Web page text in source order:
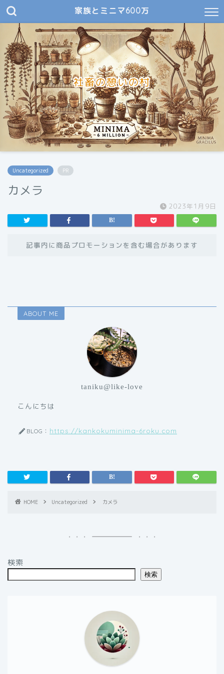
家族とミニマ600万
社畜の憩いの村
Uncategorized PR
カメラ
2023年1月9日
記事内に商品プロモーションを含む場合があります
ABOUT ME
taniku@like-love
こんにちは
BLOG： https://kankokuminima-6roku.com
HOME Uncategorized カメラ
検索
検索